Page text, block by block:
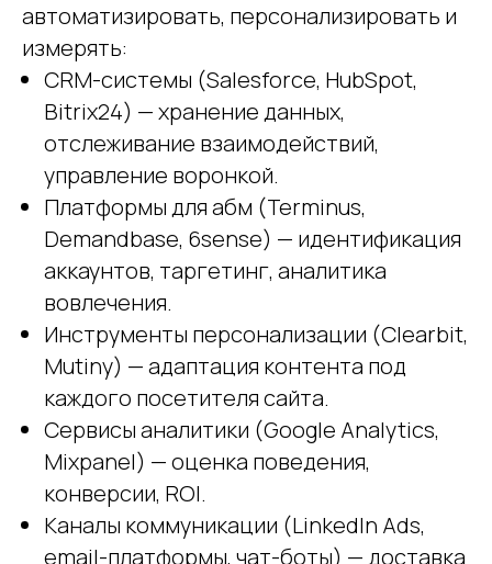
автоматизировать, персонализировать и
измерять:
CRM-системы (Salesforce, HubSpot,
Bitrix24) — хранение данных,
отслеживание взаимодействий,
управление воронкой.
Платформы для абм (Terminus,
Demandbase, 6sense) — идентификация
аккаунтов, таргетинг, аналитика
вовлечения.
Инструменты персонализации (Clearbit,
Mutiny) — адаптация контента под
каждого посетителя сайта.
Сервисы аналитики (Google Analytics,
Mixpanel) — оценка поведения,
конверсии, ROI.
Каналы коммуникации (LinkedIn Ads,
email-платформы, чат-боты) — доставка